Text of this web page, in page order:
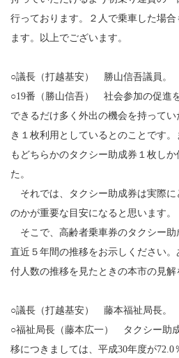
行っております。２人で乗車した場
ます。以上でございます。
○議長（打越基安） 勝山信吾議員。
○19番（勝山信吾） 社会参加の促進
できるだけ多く外出の機会を持って
き１枚利用としているとのことです
もどちらかのタクシー助成券１枚し
た。
それでは、タクシー助成券は実際に
のかが重要な目安になると思います。
そこで、高齢者乗車券のタクシー助
直近５年間の推移をお示しください
付人数の推移を見たときの本市の見解
○議長（打越基安） 藤本福祉局長。
○福祉局長（藤本広一） タクシー助
移につきましては、平成30年度が72.0